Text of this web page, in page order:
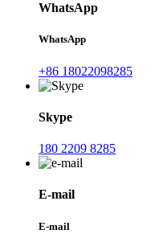
WhatsApp
WhatsApp
+86 18022098285
Skype
180 2209 8285
E-mail
E-mail